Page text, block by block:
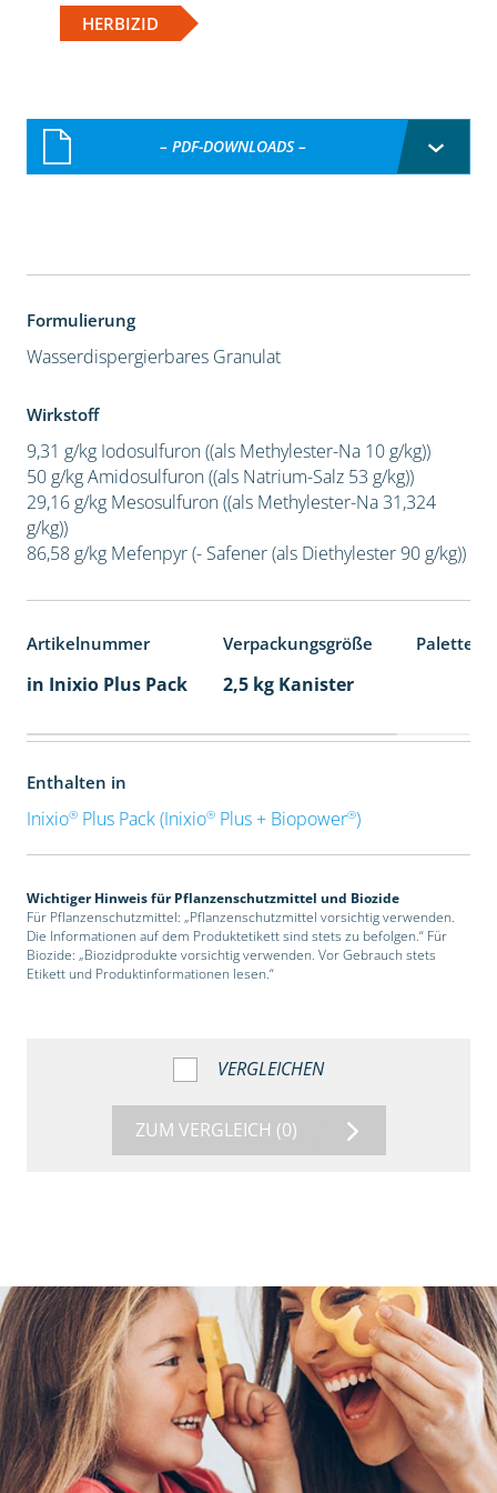
HERBIZID
– PDF-DOWNLOADS –
Formulierung
Wasserdispergierbares Granulat
Wirkstoff
9,31 g/kg Iodosulfuron ((als Methylester-Na 10 g/kg))
50 g/kg Amidosulfuron ((als Natrium-Salz 53 g/kg))
29,16 g/kg Mesosulfuron ((als Methylester-Na 31,324
g/kg))
86,58 g/kg Mefenpyr (- Safener (als Diethylester 90 g/kg))
Artikelnummer Verpackungsgröße
in Inixio Plus Pack 2,5 kg Kanister
Enthalten in
Inixio®Plus Pack (Inixio®Plus + Biopower®)
Wichtiger Hinweis für Pflanzenschutzmittel und Biozide
Für Pflanzenschutzmittel: „Pflanzenschutzmittel vorsichtig verwenden.
Die Informationen auf dem Produktetikett sind stets zu befolgen.“ Für
Biozide: „Biozidprodukte vorsichtig verwenden. Vor Gebrauch stets
Etikett und Produktinformationen lesen.“
VERGLEICHEN
ZUM VERGLEICH (0)